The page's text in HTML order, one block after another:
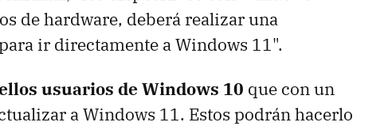
de hardware, deberá realizar una
ir directamente a Windows 11".
usuarios de Windows 10 que con un
a Windows 11. Estos podrán hacerlo